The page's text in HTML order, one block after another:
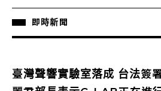
即時新聞
臺灣聲響實驗室落成 台法簽